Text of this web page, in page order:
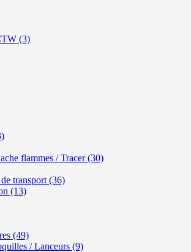
(3)
flammes / Tracer (30)
transport (36)
(13)
(49)
/ Lanceurs (9)